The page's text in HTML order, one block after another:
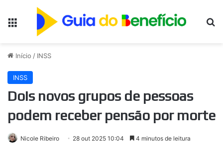
Início / INSS
INSS
Dois novos grupos de pessoas
podem receber pensão por morte
Nicole Ribeiro 28 out 2025 10:04 4 minutos de leitura